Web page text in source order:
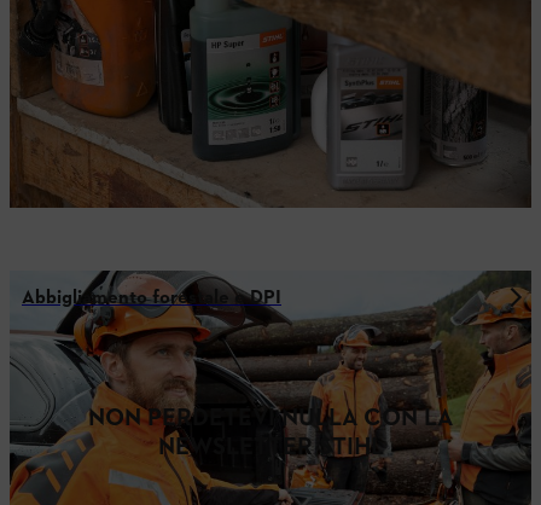
Abbigliamento forestale e DPI
NON PERDETEVI NULLA CON LA
NEWSLETTER STIHL